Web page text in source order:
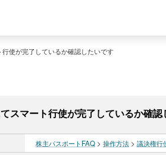
使が完了しているか確認したいです
スマート行使が完了しているか確認
株主パスポートFAQ> 操作方法> 議決権行